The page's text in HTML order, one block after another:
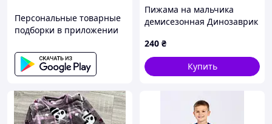
Персональные товарные
подборки в приложении
Пижама на мальчика
демисезонная Динозаврик
месяцев)
240 ₴
Купить